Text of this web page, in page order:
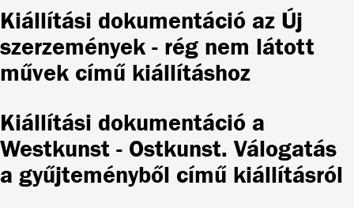
Kiállítási dokumentáció az Új
szerzemények - rég nem látott
művek című kiállításhoz
Kiállítási dokumentáció a
Westkunst - Ostkunst. Válogatás
a gyűjteményből című kiállításról